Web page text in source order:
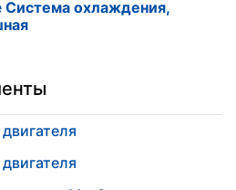
Система охлаждения,